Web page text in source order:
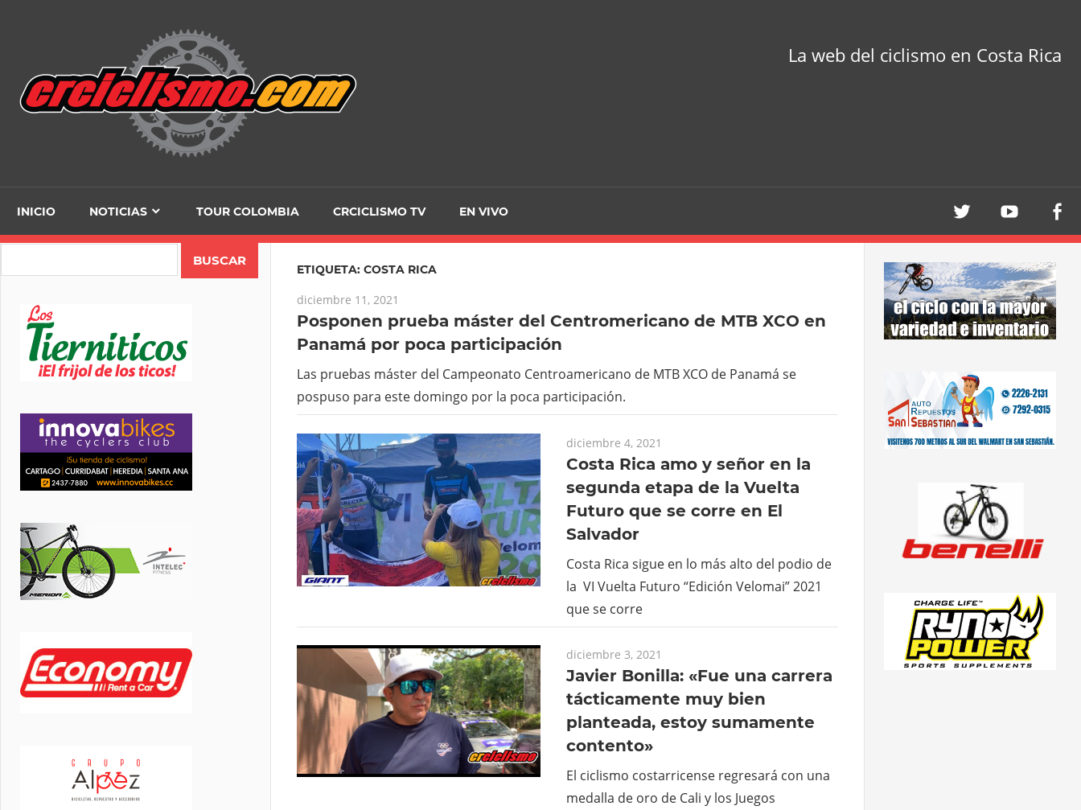
La web del ciclismo en Costa Rica
INICIO NOTICIAS TOUR COLOMBIA CRCICLISMO TV EN VIVO
ETIQUETA: COSTA RICA
diciembre 11, 2021
Posponen prueba máster del Centromericano de MTB XCO en
Panamá por poca participación
Las pruebas máster del Campeonato Centroamericano de MTB XCO de Panamá se
pospuso para este domingo por la poca participación.
diciembre 4, 2021
Costa Rica amo y señor en la
segunda etapa de la Vuelta
Futuro que se corre en El
Salvador
Costa Rica sigue en lo más alto del podio de
la VI Vuelta Futuro “Edición Velomai” 2021
que se corre
diciembre 3, 2021
Javier Bonilla: «Fue una carrera
tácticamente muy bien
planteada, estoy sumamente
contento»
El ciclismo costarricense regresará con una
medalla de oro de Cali y los Juegos